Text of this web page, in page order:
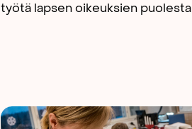
työtä lapsen oikeuksien puolesta